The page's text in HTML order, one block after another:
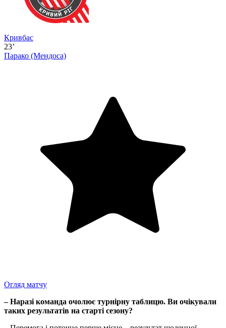
Кривбас
23’
Парако (Мендоса)
Огляд матчу
– Наразі команда очолює турнірну таблицю. Ви очікували
таких результатів на старті сезону?